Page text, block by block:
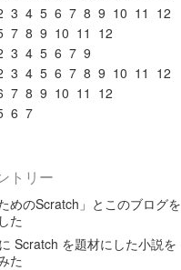
3 4 5 6 7 8 9 10 11 12
7 8 9 10 11 12
3 4 5 6 7 9
3 4 5 6 7 8 9 10 11 12
7 8 9 10 11 12
6 7
トリー
めのScratch」とこのブログを
た
Scratch を題材にした小説を
た